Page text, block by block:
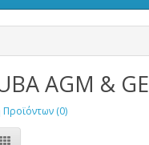
AGM &
Προϊόντων (0)